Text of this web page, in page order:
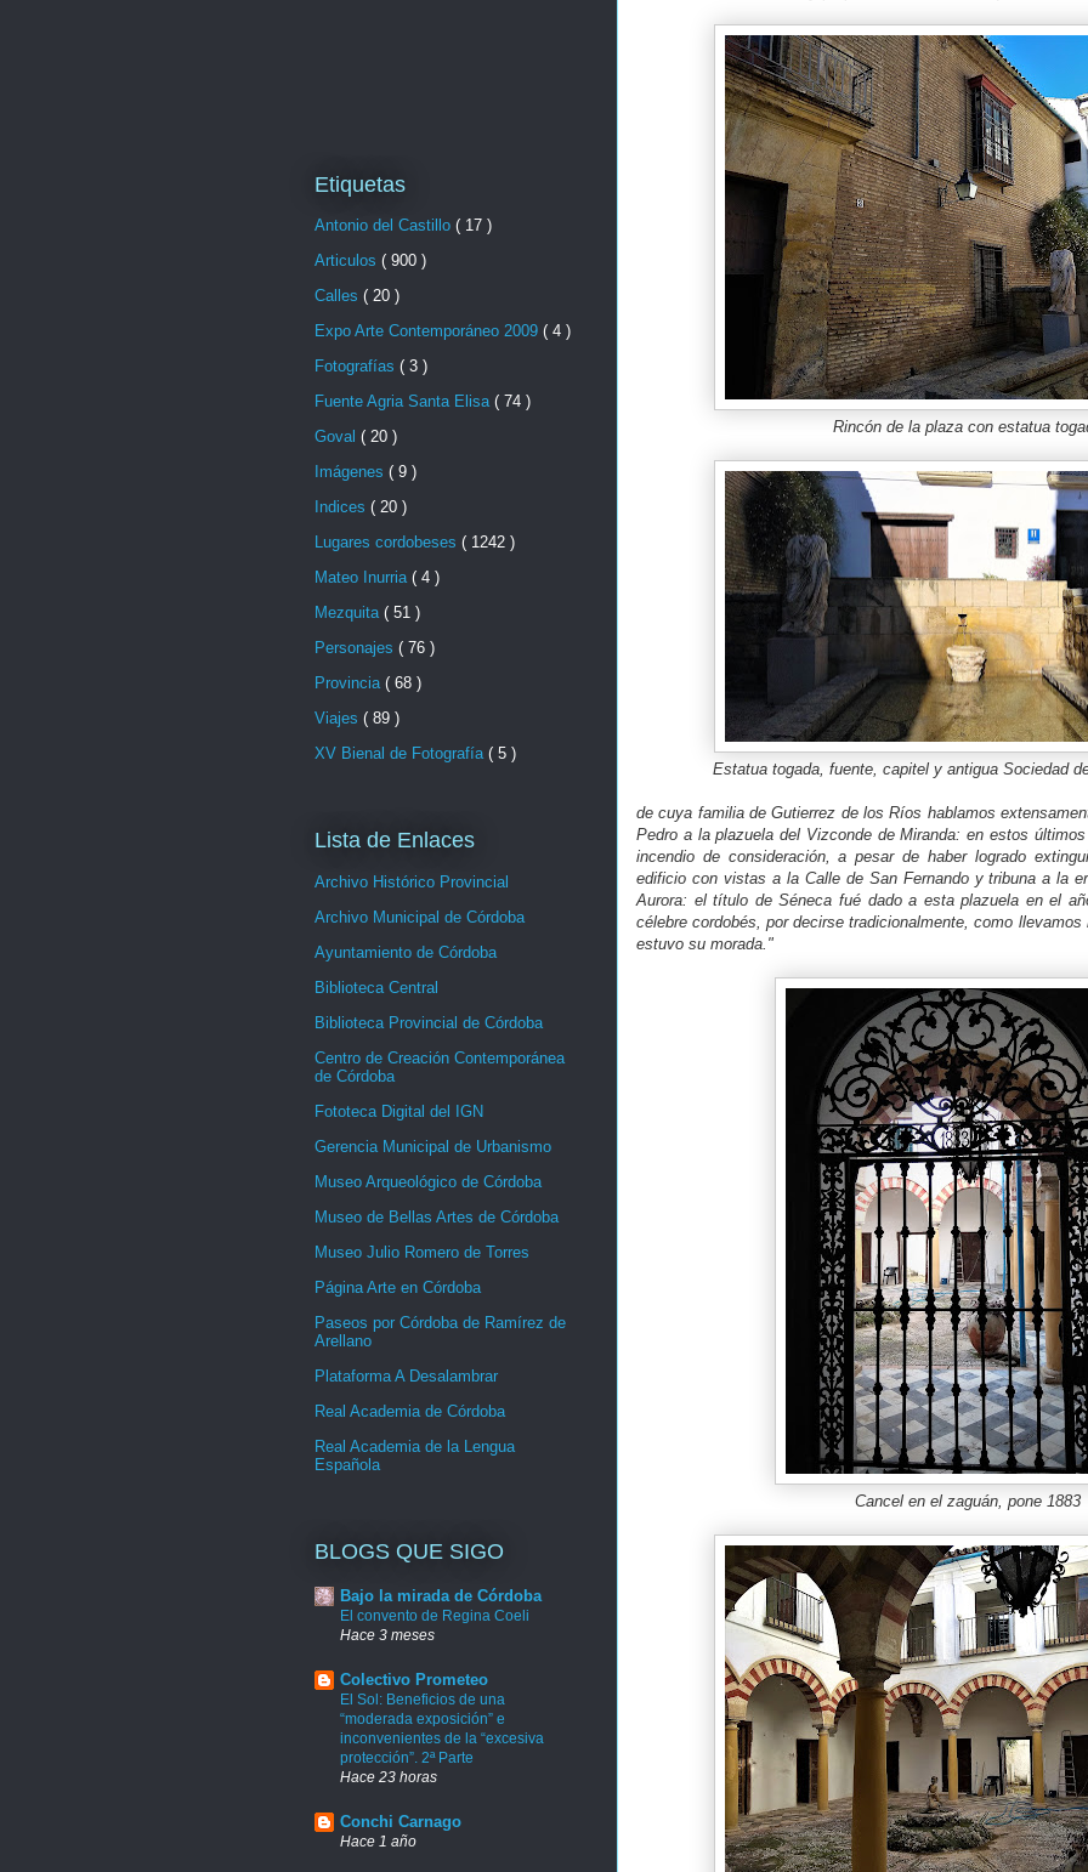
Rincón de la plaza con estatua
Estatua togada, fuente, capitel y antigua Sociedad
de cuya familia de Gutierrez de los Ríos hablamos
Pedro a la plazuela del Vizconde de Miranda: en estos
incendio de consideración, a pesar de haber logrado
edificio con vistas a la Calle de San Fernando y tribuna a la
Aurora: el título de Séneca fué dado a esta plazuela en el
célebre cordobés, por decirse tradicionalmente, como
estuvo su morada."
Cancel en el zaguán, pone 1883
Etiquetas
Antonio del Castillo ( 17 )
Articulos ( 900 )
Calles ( 20 )
Expo Arte Contemporáneo 2009 ( 4 )
Fotografías ( 3 )
Fuente Agria Santa Elisa ( 74 )
Goval ( 20 )
Imágenes ( 9 )
Indices ( 20 )
Lugares cordobeses ( 1242 )
Mateo Inurria ( 4 )
Mezquita ( 51 )
Personajes ( 76 )
Provincia ( 68 )
Viajes ( 89 )
XV Bienal de Fotografía ( 5 )
Lista de Enlaces
Archivo Histórico Provincial
Archivo Municipal de Córdoba
Ayuntamiento de Córdoba
Biblioteca Central
Biblioteca Provincial de Córdoba
Centro de Creación Contemporánea
de Córdoba
Fototeca Digital del IGN
Gerencia Municipal de Urbanismo
Museo Arqueológico de Córdoba
Museo de Bellas Artes de Córdoba
Museo Julio Romero de Torres
Página Arte en Córdoba
Paseos por Córdoba de Ramírez de
Arellano
Plataforma A Desalambrar
Real Academia de Córdoba
Real Academia de la Lengua
Española
BLOGS QUE SIGO
Bajo la mirada de Córdoba
El convento de Regina Coeli
Hace 3 meses
Colectivo Prometeo
El Sol: Beneficios de una
“moderada exposición” e
inconvenientes de la “excesiva
protección”. 2ª Parte
Hace 23 horas
Conchi Carnago
Hace 1 año